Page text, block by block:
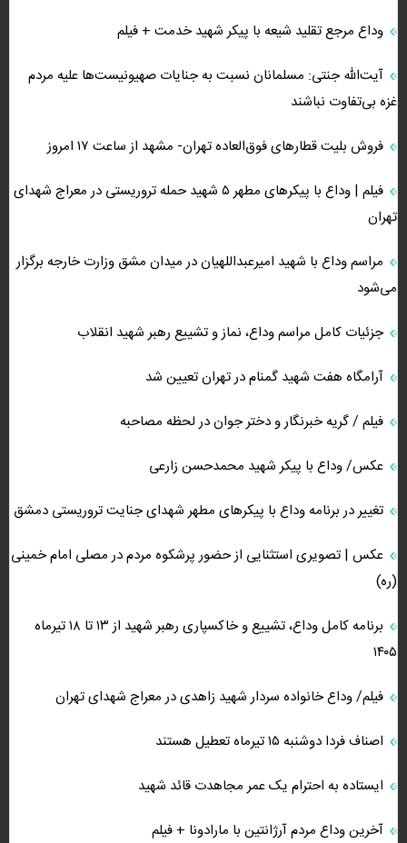
وداع مرجع تقلید شیعه با پیکر شهید خدمت + فیلم
آیت‌الله جنتی: مسلمانان نسبت به جنایات صهیونیست‌ها علیه مردم
غزه بی‌تفاوت نباشند
فروش بلیت قطار‌های فوق‌العاده تهران- مشهد از ساعت ۱۷ امروز
فیلم | وداع با پیکر‌های مطهر ۵ شهید حمله تروریستی در معراج شهدای
تهران
مراسم وداع با شهید امیرعبداللهیان در میدان مشق وزارت خارجه برگزار
می‌شود
جزئیات کامل مراسم وداع، نماز و تشییع رهبر شهید انقلاب
آرامگاه هفت شهید گمنام در تهران تعیین شد
فیلم / گریه خبرنگار و دختر جوان در لحظه مصاحبه
عکس/ وداع با پیکر شهید محمدحسن زارعی
تغییر در برنامه وداع با پیکر‌های مطهر شهدای جنایت تروریستی دمشق
عکس | تصویری استثنایی از حضور پرشکوه مردم در مصلی امام خمینی
(ره)
برنامه کامل وداع، تشییع و خاکسپاری رهبر شهید از ۱۳ تا ۱۸ تیرماه
۱۴۰۵
فیلم/ وداع خانواده سردار شهید زاهدی در معراج شهدای تهران
اصناف فردا دوشنبه ۱۵ تیرماه تعطیل هستند
ایستاده به احترام یک عمر مجاهدت قائد شهید
آخرین وداع مردم آرژانتین با مارادونا + فیلم